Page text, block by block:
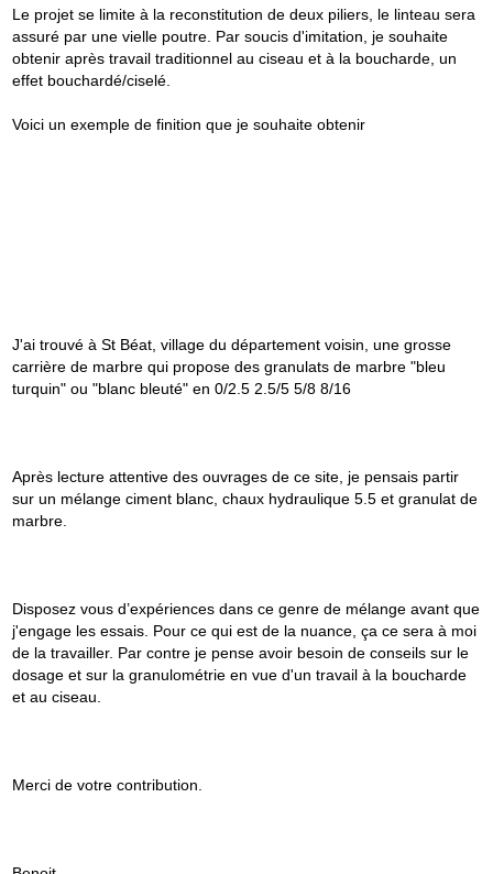
Le projet se limite à la reconstitution de deux piliers, le linteau sera
assuré par une vielle poutre. Par soucis d'imitation, je souhaite
obtenir après travail traditionnel au ciseau et à la boucharde, un
effet bouchardé/ciselé.
Voici un exemple de finition que je souhaite obtenir
J'ai trouvé à St Béat, village du département voisin, une grosse
carrière de marbre qui propose des granulats de marbre "bleu
turquin" ou "blanc bleuté" en 0/2.5 2.5/5 5/8 8/16
Après lecture attentive des ouvrages de ce site, je pensais partir
sur un mélange ciment blanc, chaux hydraulique 5.5 et granulat de
marbre.
Disposez vous d’expériences dans ce genre de mélange avant que
j'engage les essais. Pour ce qui est de la nuance, ça ce sera à moi
de la travailler. Par contre je pense avoir besoin de conseils sur le
dosage et sur la granulométrie en vue d'un travail à la boucharde
et au ciseau.
Merci de votre contribution.